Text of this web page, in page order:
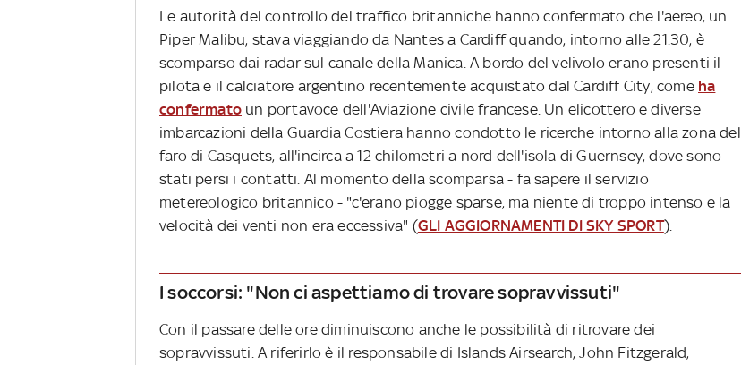
Le autorità del controllo del traffico britanniche hanno confermato che l'aereo, un
Piper Malibu, stava viaggiando da Nantes a Cardiff quando, intorno alle 21.30, è
scomparso dai radar sul canale della Manica. A bordo del velivolo erano presenti il
pilota e il calciatore argentino recentemente acquistato dal Cardiff City, come ha
confermato un portavoce dell'Aviazione civile francese. Un elicottero e diverse
imbarcazioni della Guardia Costiera hanno condotto le ricerche intorno alla zona del
faro di Casquets, all'incirca a 12 chilometri a nord dell'isola di Guernsey, dove sono
stati persi i contatti. Al momento della scomparsa - fa sapere il servizio
metereologico britannico - "c'erano piogge sparse, ma niente di troppo intenso e la
velocità dei venti non era eccessiva" (GLI AGGIORNAMENTI DI SKY SPORT).
I soccorsi: "Non ci aspettiamo di trovare sopravvissuti"
Con il passare delle ore diminuiscono anche le possibilità di ritrovare dei
sopravvissuti. A riferirlo è il responsabile di Islands Airsearch, John Fitzgerald,